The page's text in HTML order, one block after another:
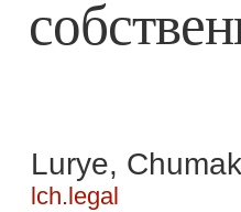
Lurye,
lch.legal